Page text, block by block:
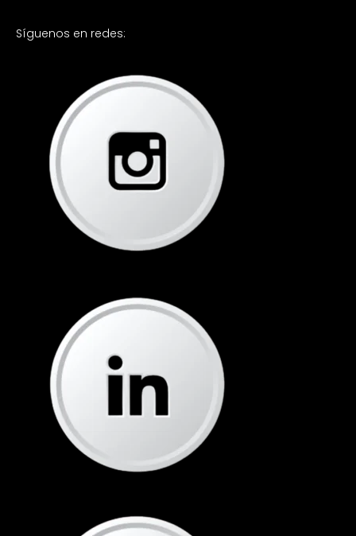
Síguenos en redes: